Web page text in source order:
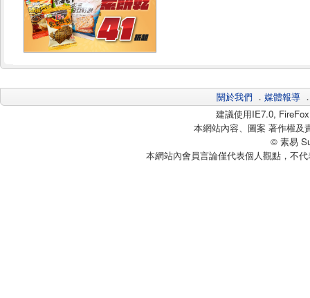
關於我們 ． 媒體報導
建議使用IE7.0,
本網站內容、圖案 著作權及
© 素易
本網站內會員言論僅代表個人觀點，不